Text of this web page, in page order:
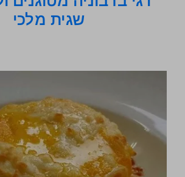
שגית מלכי